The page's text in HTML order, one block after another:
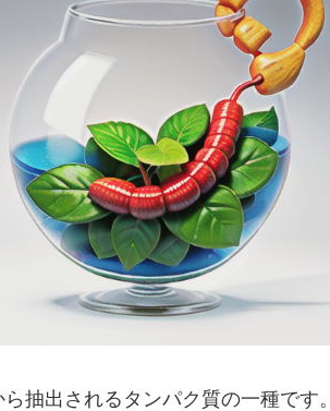
抽出されるタンパク質の一種で